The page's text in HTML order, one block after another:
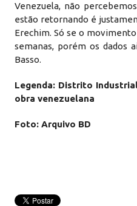
Venezuela, não
estão retornando é
Erechim. Só se o
semanas, porém os dados
Basso.
Legenda: Distrito
obra venezuelana
Foto: Arquivo BD